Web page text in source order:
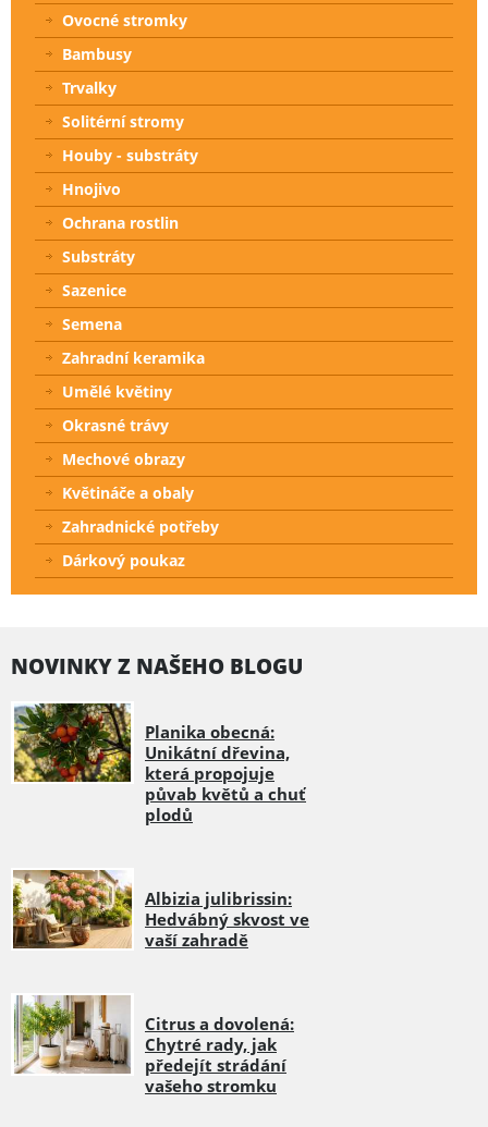
Ovocné stromky
Bambusy
Trvalky
Solitérní stromy
Houby - substráty
Hnojivo
Ochrana rostlin
Substráty
Sazenice
Semena
Zahradní keramika
Umělé květiny
Okrasné trávy
Mechové obrazy
Květináče a obaly
Zahradnické potřeby
Dárkový poukaz
NOVINKY Z NAŠEHO BLOGU
Planika obecná:
Unikátní dřevina,
která propojuje
půvab květů a chuť
plodů
Albizia julibrissin:
Hedvábný skvost ve
vaší zahradě
Citrus a dovolená:
Chytré rady, jak
předejít strádání
vašeho stromku